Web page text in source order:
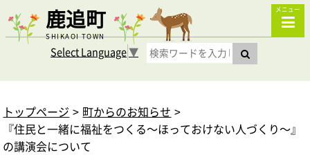
鹿追町
SHIKAOI TOWN
メニュー
Select Language▼
トップページ
町からのお知らせ
『住民と一緒に福祉をつくる～ほっておけない人づくり～』
の講演会について